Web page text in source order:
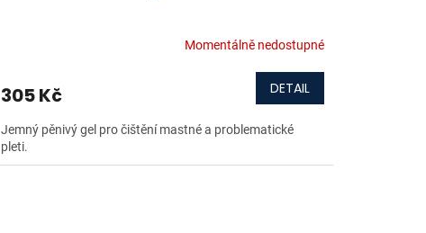
Momentálně nedostupné
305 Kč DETAIL
Jemný pěnivý gel pro čištění mastné a problematické
pleti.